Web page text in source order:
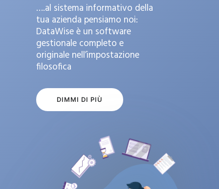
….al sistema informativo della
tua azienda pensiamo noi:
DataWise è un software
gestionale completo e
originale nell’impostazione
filosofica
DIMMI DI PIÙ